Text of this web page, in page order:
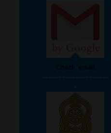
Check email
--------------------
-